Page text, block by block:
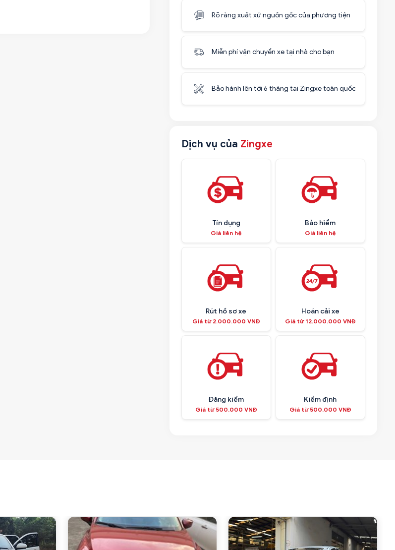
Rõ ràng xuất xứ nguồn gốc của phương tiện
Miễn phí vận chuyển xe tại nhà cho bạn
Bảo hành lên tới 6 tháng tại Zingxe toàn quốc
Dịch vụ của Zingxe
Tín dụng
Giá liên hệ
Bảo hiểm
Giá liên hệ
Rút hồ sơ xe
Giá từ 2.000.000 VNĐ
Hoán cải xe
Giá từ 12.000.000 VNĐ
Đăng kiểm
Giá từ 500.000 VNĐ
Kiểm định
Giá từ 500.000 VNĐ